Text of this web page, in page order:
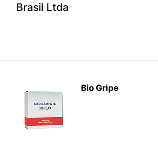
Brasil Ltda
Bio Gripe